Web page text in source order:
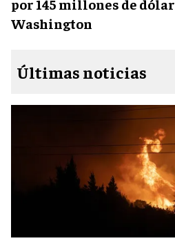
por 145 millones de
Washington
Últimas noticias